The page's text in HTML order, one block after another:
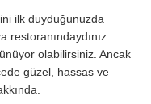
ilk duyduğunuzda
olabilirsiniz. Ancak
güzel, hassas ve